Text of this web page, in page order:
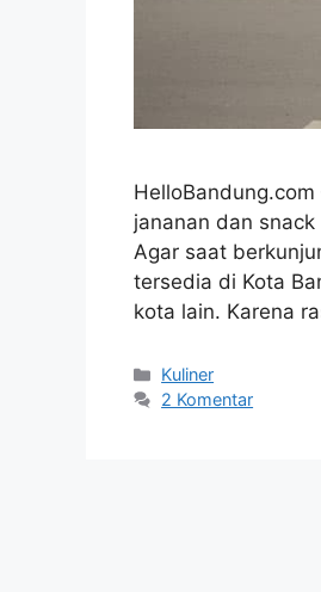
jananan dan
Agar saat
tersedia di Kota
kota lain. Karena
Kategori
Kuliner
2 Komentar